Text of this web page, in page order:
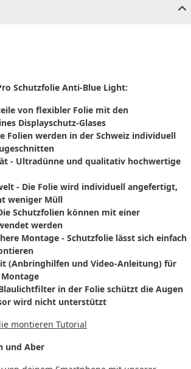
Schutzfolie Anti-Blue Light:
von flexibler Folie mit den
Displayschutz-Glases
Folien werden in der Schweiz individuell
- Ultradünne und qualitativ hochwertige
- Die Folie wird individuell angefertigt,
weniger Müll
Schutzfolien können mit einer
werden
Montage - Schutzfolie lässt sich einfach
(Anbringhilfen und Video-Anleitung) für
in der Folie schützt die Augen
wird nicht unterstützt
montieren Tutorial
und Aber